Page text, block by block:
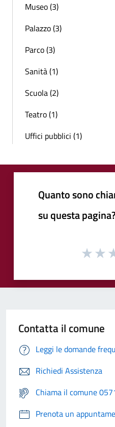
Museo (3)
Palazzo (3)
Parco (3)
Sanità (1)
Scuola (2)
Teatro (1)
Uffici pubblici (1)
Quanto sono
su questa
Contatta il comune
Leggi le domande
Richiedi Assistenza
Chiama il comune
Prenota un